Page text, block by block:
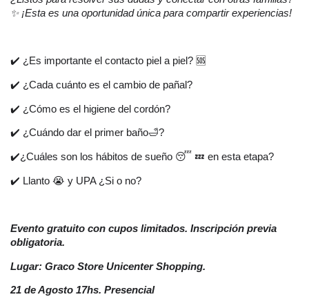
✨ ¡Esta es una oportunidad única para compartir experiencias!
✔️ ¿Es importante el contacto piel a piel? 🆘
✔️ ¿Cada cuánto es el cambio de pañal?
✔️ ¿Cómo es el higiene del cordón?
✔️ ¿Cuándo dar el primer baño🛁?
✔️¿Cuáles son los hábitos de sueño 😴 💤 en esta etapa?
✔️ Llanto 😭 y UPA ¿Si o no?
Evento gratuito con cupos limitados. Inscripción previa
obligatoria.
Lugar: Graco Store Unicenter Shopping.
21 de Agosto 17hs. Presencial